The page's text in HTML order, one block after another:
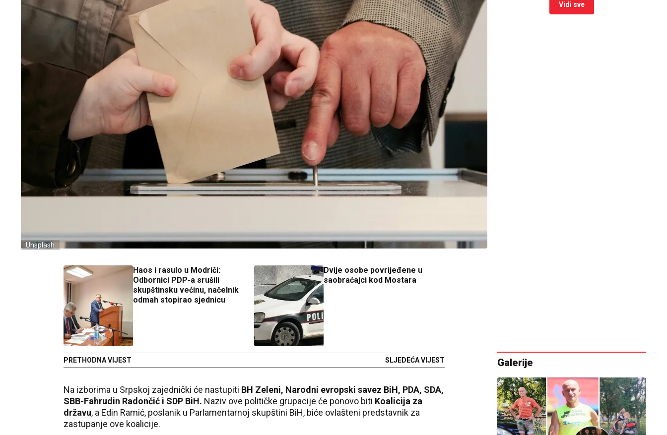
Unsplash
Haos i rasulo u Modriči:
Odbornici PDP-a srušili
skupštinsku većinu, načelnik
odmah stopirao sjednicu
PRETHODNA VIJEST
Dvije osobe povrijeđene u
saobraćajci kod Mostara
SLJEDEĆA VIJEST
Na izborima u Srpskoj zajednički će nastupiti BH Zeleni, Narodni evropski savez BiH, PDA, SDA,
SBB-Fahrudin Radončić i SDP BiH. Naziv ove političke grupacije će ponovo biti Koalicija za
državu, a Edin Ramić, poslanik u Parlamentarnoj skupštini BiH, biće ovlašteni predstavnik za
zastupanje ove koalicije.
Vidi sve
Galerije